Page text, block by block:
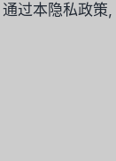
通过本隐私政